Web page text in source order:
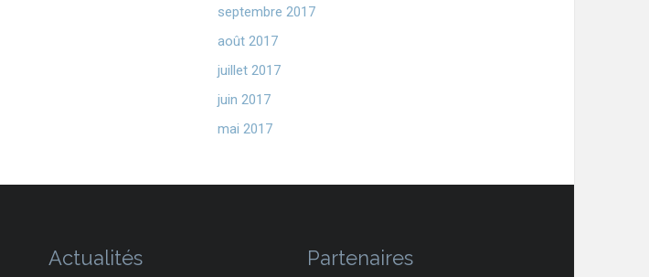
septembre 2017
août 2017
juillet 2017
juin 2017
mai 2017
Actualités Partenaires